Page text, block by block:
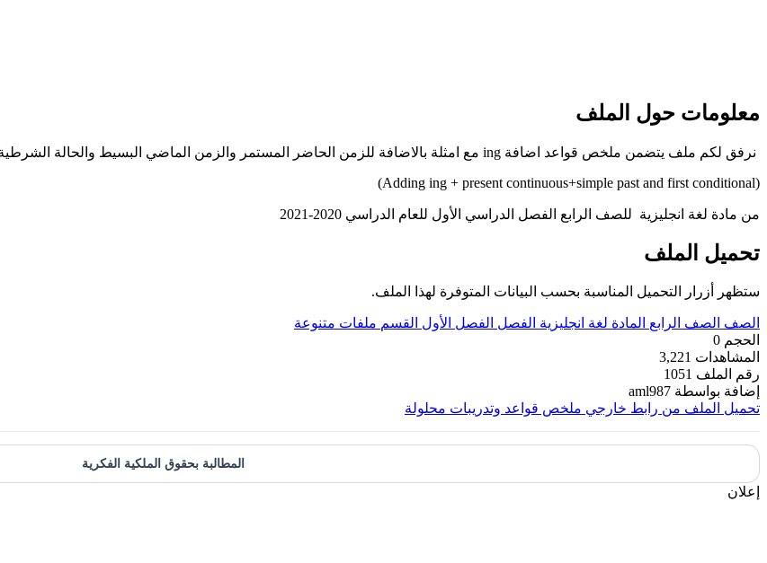
معلومات حول الملف
نرفق لكم ملف يتضمن ملخص قواعد اضافة ing مع امثلة بالاضافة للزمن الحاضر المستمر والزمن الماضي البسيط والحالة الشرطية if
(Adding ing + present continuous+simple past and first conditional)
من مادة لغة انجليزية للصف الرابع الفصل الدراسي الأول للعام الدراسي 2020-2021
تحميل الملف
ستظهر أزرار التحميل المناسبة بحسب البيانات المتوفرة لهذا الملف.
الصف الصف الرابع المادة لغة انجليزية الفصل الفصل الأول القسم ملفات متنوعة
الحجم 0
المشاهدات 3,221
رقم الملف 1051
إضافة بواسطة aml987
تحميل الملف من رابط خارجي ملخص قواعد وتدريبات محلولة
المطالبة بحقوق الملكية الفكرية
إعلان